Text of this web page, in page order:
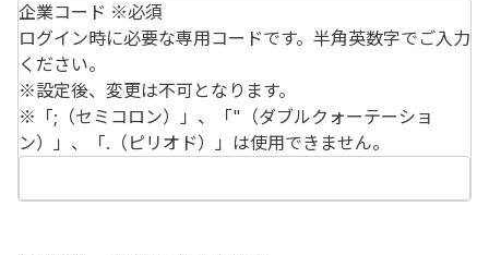
企業コード ※必須
ログイン時に必要な専用コードです。半角英数字でご入力
ください。
※設定後、変更は不可となります。
※「;（セミコロン）」、「"（ダブルクォーテーショ
ン）」、「.（ピリオド）」は使用できません。